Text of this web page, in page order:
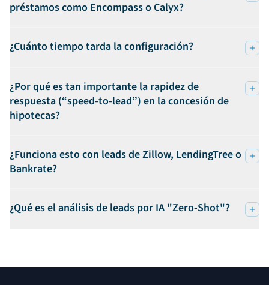
préstamos como Encompass o Calyx?
¿Cuánto tiempo tarda la configuración?
¿Por qué es tan importante la rapidez de
respuesta (“speed-to-lead”) en la concesión de
hipotecas?
¿Funciona esto con leads de Zillow, LendingTree o
Bankrate?
¿Qué es el análisis de leads por IA "Zero-Shot"?